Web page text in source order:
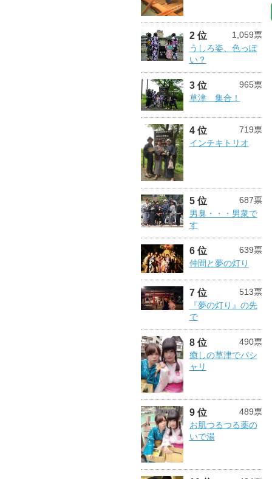
2 位
1,059票
うしろ姿、色っぽ
い？
3 位
965票
草津 集合！
4 位
719票
インチキトリオ
5 位
687票
男臭・・・男衆で
す
6 位
639票
仲間と夢の灯り
7 位
513票
『夢の灯り』の先
で
8 位
490票
癒しの草津でパシ
ャリ
9 位
489票
お肌つるつる薬の
いで湯